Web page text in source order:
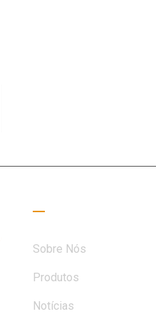
Sobre Nós
Produtos
Notícias